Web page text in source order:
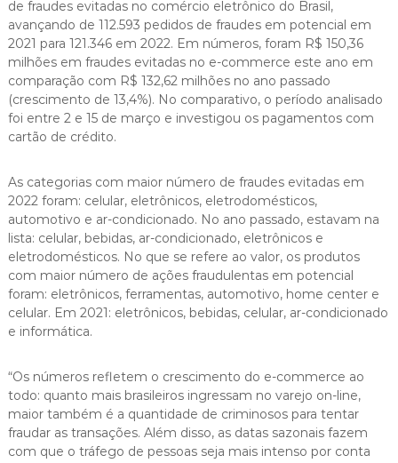
de fraudes evitadas no comércio eletrônico do Brasil,
avançando de 112.593 pedidos de fraudes em potencial em
2021 para 121.346 em 2022. Em números, foram R$ 150,36
milhões em fraudes evitadas no e-commerce este ano em
comparação com R$ 132,62 milhões no ano passado
(crescimento de 13,4%). No comparativo, o período analisado
foi entre 2 e 15 de março e investigou os pagamentos com
cartão de crédito.
As categorias com maior número de fraudes evitadas em
2022 foram: celular, eletrônicos, eletrodomésticos,
automotivo e ar-condicionado. No ano passado, estavam na
lista: celular, bebidas, ar-condicionado, eletrônicos e
eletrodomésticos. No que se refere ao valor, os produtos
com maior número de ações fraudulentas em potencial
foram: eletrônicos, ferramentas, automotivo, home center e
celular. Em 2021: eletrônicos, bebidas, celular, ar-condicionado
e informática.
“Os números refletem o crescimento do e-commerce ao
todo: quanto mais brasileiros ingressam no varejo on-line,
maior também é a quantidade de criminosos para tentar
fraudar as transações. Além disso, as datas sazonais fazem
com que o tráfego de pessoas seja mais intenso por conta